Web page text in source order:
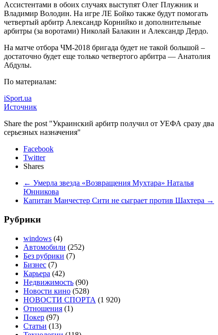
Ассистентами в обоих случаях выступят Олег Плужник и
Владимир Володин. На игре ЛЕ Бойко также будут помогать
четвертый арбитр Александр Корнийко и дополнительные
арбитры (за воротами) Николай Балакин и Александр Дердо.
На матче отбора ЧМ-2018 бригада будет не такой большой –
достаточно будет еще только четвертого арбитра — Анатолия
Абдулы.
По материалам:
iSport.ua
Источник
Share the post "Украинский арбитр получил от УЕФА сразу два
серьезных назначения"
Facebook
Twitter
Shares
← Умерла звезда «Возвращения Мухтара» Наталья
Юнникова
Капитан Манчестер Сити не сыграет против Шахтера →
Рубрики
windows (4)
Автомобили (252)
Без рубрики (7)
Бизнес (7)
Карьера (42)
Недвижимость (90)
Новости кино (528)
НОВОСТИ СПОРТА (1 920)
Отношения (1)
Покер (97)
Статьи (13)